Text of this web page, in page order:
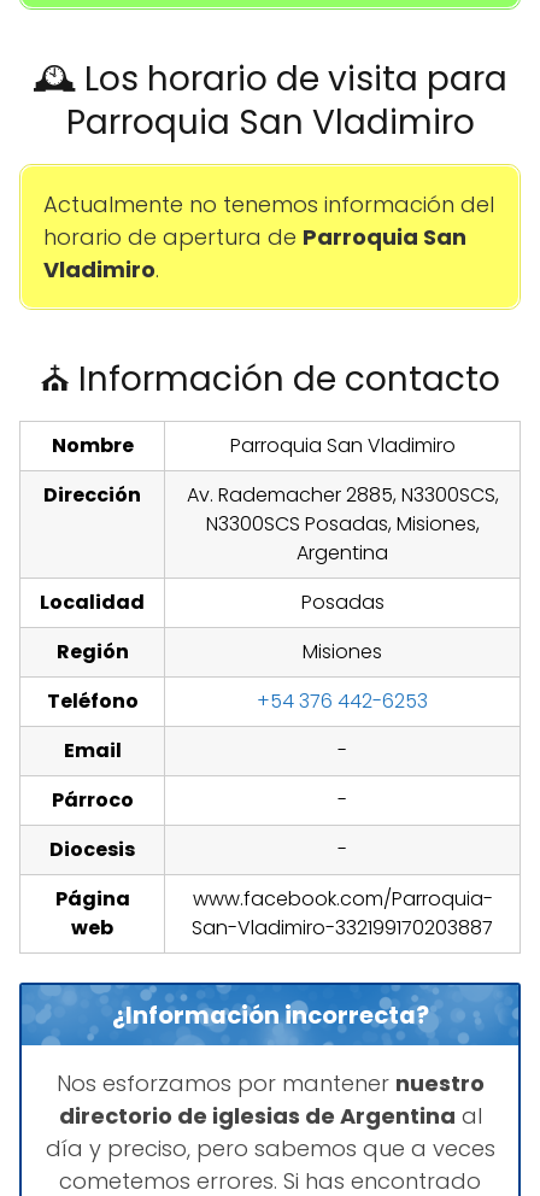
🕰️ Los horario de visita para
Parroquia San Vladimiro
Actualmente no tenemos información del
horario de apertura de Parroquia San
Vladimiro.
⛪ Información de contacto
Nombre
Parroquia San Vladimiro
Dirección
Av. Rademacher 2885, N3300SCS,
N3300SCS Posadas, Misiones,
Argentina
Localidad
Posadas
Región
Misiones
Teléfono
+54 376 442-6253
Email
-
Párroco
-
Diocesis
-
Página
web
www.facebook.com/Parroquia-
San-Vladimiro-332199170203887
¿Información incorrecta?
Nos esforzamos por mantener nuestro
directorio de iglesias de Argentina al
día y preciso, pero sabemos que a veces
cometemos errores. Si has encontrado